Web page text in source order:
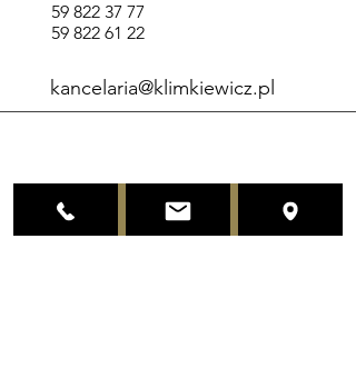
59 822 37 77
59 822 61 22
kancelaria@klimkiewicz.pl